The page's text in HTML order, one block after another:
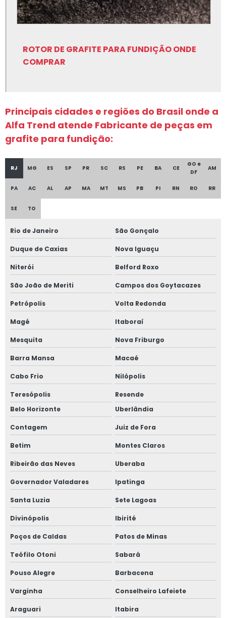
Isolação para fundição
Nitreto de boro para fundição
Rotor de grafite para fundição onde comprar
Sílica fundida
Silicato de cálcio
Silicato de cálcio para fundição
Tinta para fundição onde comprar
Tinta para fundição onde encontrar
Equipamentos para fundição
Filtro cerâmico para alumínio
Fornecedor de grafite
Insumos para fundir alumínio
Insumos para fundição de alumínio
Nitreto de boro
Nitreto de boro em pó
Nitreto de boro hexagonal
Nitreto de silício
Peças em grafite
Rotor grafite
Material refratário para fundição
ROTOR DE GRAFITE PARA FUNDIÇÃO ONDE
COMPRAR
Principais cidades e regiões do Brasil onde a
Alfa Trend atende Fabricante de peças em
grafite para fundição:
RJ MG ES SP PR SC RS PE BA CE
GO e
DF
AM
PA AC AL AP MA MT MS PB PI RN RO RR
SE TO
Rio de Janeiro São Gonçalo
Duque de Caxias Nova Iguaçu
Niterói Belford Roxo
São João de Meriti Campos dos Goytacazes
Petrópolis Volta Redonda
Magé Itaboraí
Mesquita Nova Friburgo
Barra Mansa Macaé
Cabo Frio Nilópolis
Teresópolis
Resende
Belo Horizonte
Uberlândia
Contagem Juiz de Fora
Betim Montes Claros
Ribeirão das Neves Uberaba
Governador Valadares Ipatinga
Santa Luzia Sete Lagoas
Divinópolis Ibirité
Poços de Caldas Patos de Minas
Teófilo Otoni Sabará
Pouso Alegre Barbacena
Varginha Conselheiro Lafeiete
Araguari Itabira